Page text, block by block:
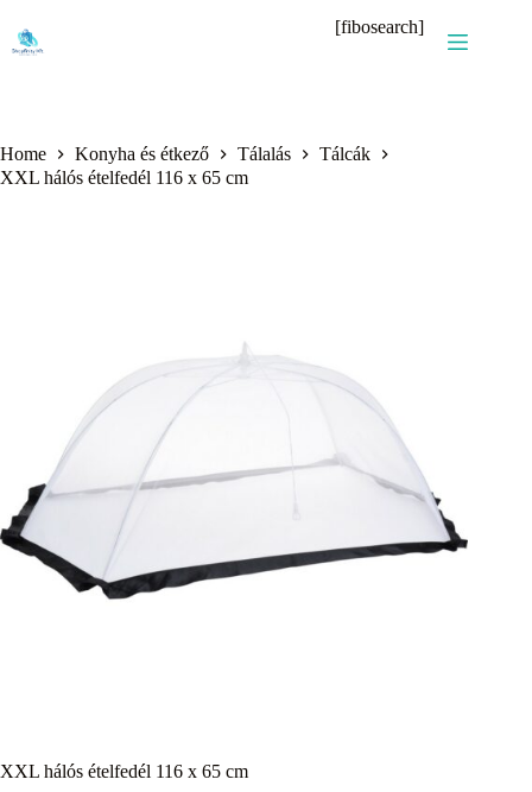
content
[fibosearch]
Home Konyha és étkező Tálalás
Tálcák
XXL hálós ételfedél 116 x 65 cm
XXL hálós ételfedél 116 x 65 cm